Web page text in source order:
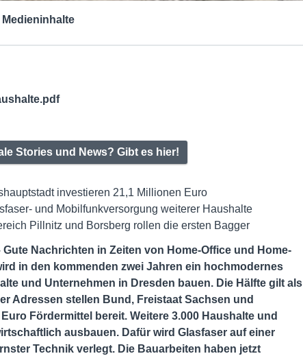
Medieninhalte
Stories und News? Gibt es hier!
investieren 21,1 Millionen Euro
und Mobilfunkversorgung weiterer Haushalte
Pillnitz und Borsberg rollen die ersten Bagger
Nachrichten in Zeiten von Home-Office und Home-
in den kommenden zwei Jahren ein hochmodernes
und Unternehmen in Dresden bauen. Die Hälfte gilt als
Adressen stellen Bund, Freistaat Sachsen und
Fördermittel bereit. Weitere 3.000 Haushalte und
ausbauen. Dafür wird Glasfaser auf einer
Technik verlegt. Die Bauarbeiten haben jetzt